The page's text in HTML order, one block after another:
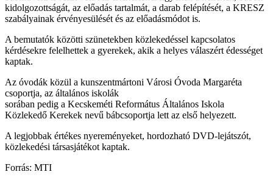
kidolgozottságát, az előadás tartalmát, a darab felépítését, a KRESZ
szabályainak érvényesülését és az előadásmódot is.
A bemutatók közötti szünetekben közlekedéssel kapcsolatos
kérdésekre felelhettek a gyerekek, akik a helyes válaszért édességet
kaptak.
Az óvodák közül a kunszentmártoni Városi Óvoda Margaréta
csoportja, az általános iskolák
sorában pedig a Kecskeméti Református Általános Iskola
Közlekedő Kerekek nevű bábcsoportja lett az első helyezett.
A legjobbak értékes nyereményeket, hordozható DVD-lejátszót,
közlekedési társasjátékot kaptak.
Forrás: MTI